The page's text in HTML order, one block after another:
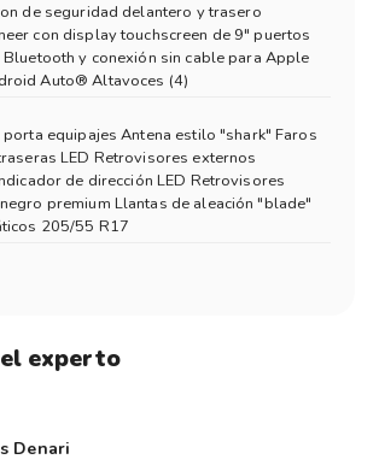
de seguridad delantero y trasero
con display touchscreen de 9" puertos
Bluetooth y conexión sin cable para Apple
Auto® Altavoces (4)
porta equipajes Antena estilo "shark" Faros
LED Retrovisores externos
de dirección LED Retrovisores
premium Llantas de aleación "blade"
205/55 R17
experto
Denari